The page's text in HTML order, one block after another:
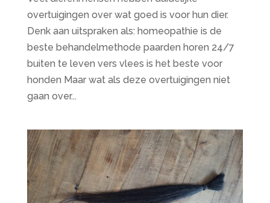
overtuigingen over wat goed is voor hun dier.
Denk aan uitspraken als: homeopathie is de
beste behandelmethode paarden horen 24/7
buiten te leven vers vlees is het beste voor
honden Maar wat als deze overtuigingen niet
gaan over...